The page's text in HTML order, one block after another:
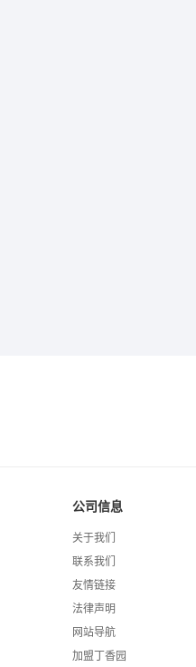
公司信息
关于我们
联系我们
友情链接
法律声明
网站导航
加盟丁香园